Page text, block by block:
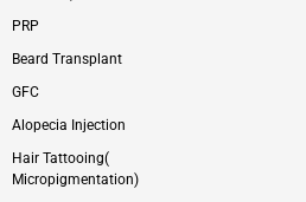
PRP
Beard Transplant
GFC
Alopecia Injection
Hair Tattooing(
Micropigmentation)